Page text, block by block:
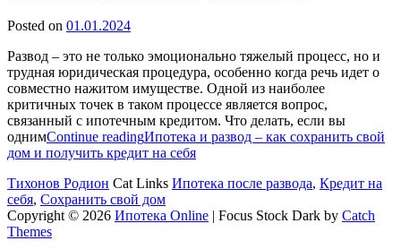
Posted on 01.01.2024
Развод – это не только эмоционально тяжелый процесс, но и
трудная юридическая процедура, особенно когда речь идет о
совместно нажитом имуществе. Одной из наиболее
критичных точек в таком процессе является вопрос,
связанный с ипотечным кредитом. Что делать, если вы
однимContinue readingИпотека и развод – как сохранить свой
дом и получить кредит на себя
Тихонов Родион Cat Links Ипотека после развода, Кредит на
себя, Сохранить свой дом
Copyright © 2026 Ипотека Online | Focus Stock Dark by Catch
Themes